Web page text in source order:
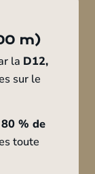
m)
la D12,
sur le
80 % de
toute